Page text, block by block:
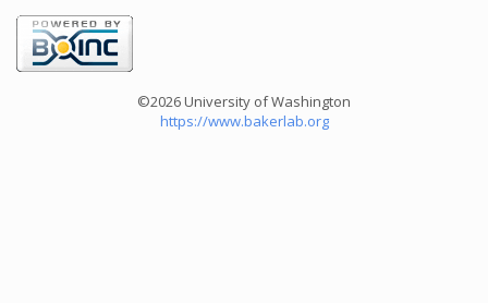
©2026 University of Washington
https://www.bakerlab.org